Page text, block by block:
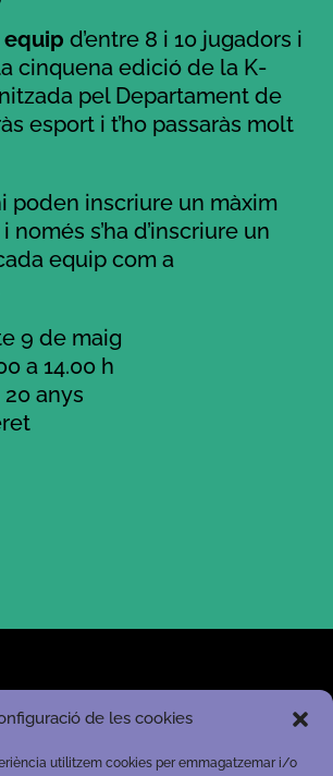
de les cookies
utilitzem cookies per emmagatzemar i/o
equip d’entre 8 i 10 jugadors i
cinquena edició de la K-
pel Departament de
esport i t’ho passaràs molt
poden inscriure un màxim
només s’ha d’inscriure un
equip com a
9 de maig
a 14.00 h
20 anys
Joventut